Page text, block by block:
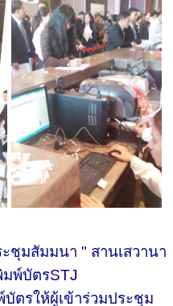
ชุมสัมมนา " สานเสวานา
มพ์บัตรSTJ
ตรให้ผู้เข้าร่วมประชุม